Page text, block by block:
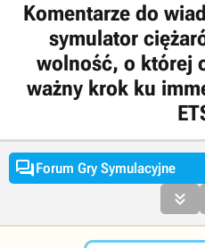
Komentarze do
symulator
wolność, o której
ważny krok ku
Forum Gry Symulacyjne
